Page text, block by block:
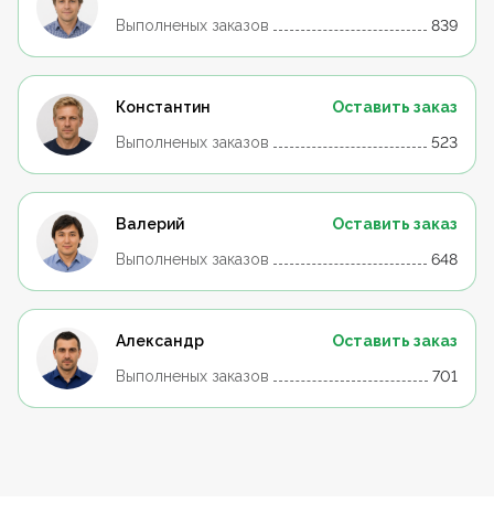
Выполненых заказов
839
Константин
Оставить заказ
Выполненых заказов
523
Валерий
Оставить заказ
Выполненых заказов
648
Александр
Оставить заказ
Выполненых заказов
701